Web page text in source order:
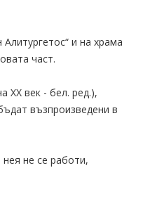
и на храма
част.
XX век - бел. ред.),
възпроизведени в
не се работи,